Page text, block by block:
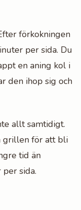
förkokningen
per sida. Du
en aning kol i
den ihop sig och
allt samtidigt.
grillen för att bli
tid än
sida.